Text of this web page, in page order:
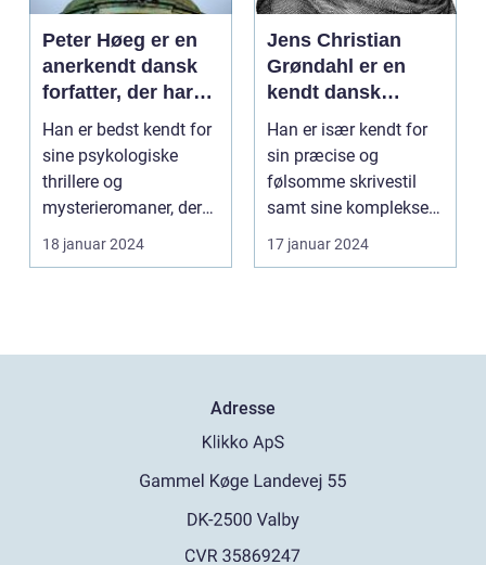
Peter Høeg er en
anerkendt dansk
forfatter, der har
skrevet adskillige
bøger inden for
forskellige genrer
og stilarter
Han er bedst kendt for
sine psykologiske
thrillere og
mysterieromaner, der
ofte kombinerer
spænding ...
18 januar 2024
Jens Christian
Grøndahl er en
kendt dansk
forfatter, der har
skrevet en række
populære bøger
Han er især kendt for
sin præcise og
følsomme skrivestil
samt sine komplekse
karakterer og
tematikke...
17 januar 2024
Adresse